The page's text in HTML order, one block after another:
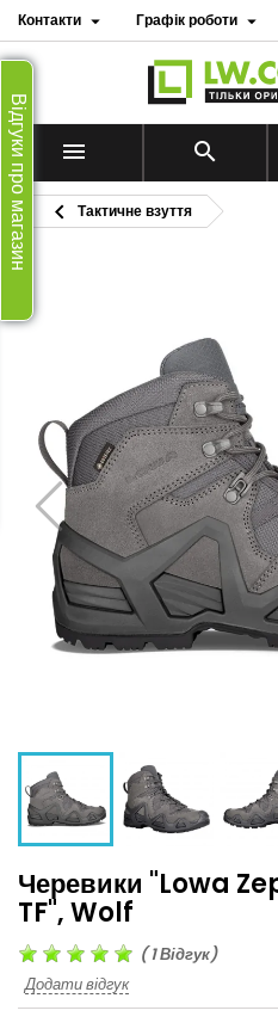
Контакти  Графік роботи 

 Тактичне взуття
Черевики "Lowa
TF", Wolf
(1Відгук)
Додати відгук
Відгуки про магазин